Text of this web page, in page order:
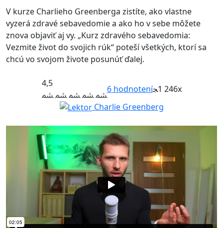
V kurze Charlieho Greenberga zistíte, ako vlastne
vyzerá zdravé sebavedomie a ako ho v sebe môžete
znova objaviť aj vy. „Kurz zdravého sebavedomia:
Vezmite život do svojich rúk“ poteší všetkých, ktorí sa
chcú vo svojom živote posunúť ďalej.
4,5
6hodnotení 1 246x
Charlie Greenberg